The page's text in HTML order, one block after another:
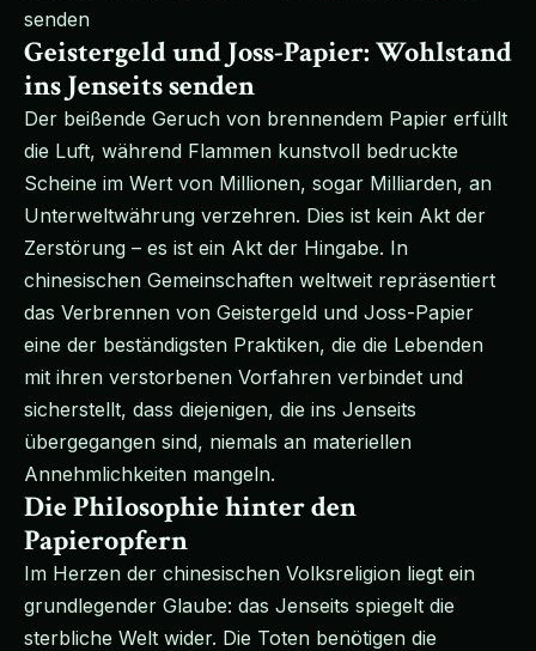
senden
Geistergeld und Joss-Papier: Wohlstand
ins Jenseits senden
Der beißende Geruch von brennendem Papier erfüllt
die Luft, während Flammen kunstvoll bedruckte
Scheine im Wert von Millionen, sogar Milliarden, an
Unterweltwährung verzehren. Dies ist kein Akt der
Zerstörung – es ist ein Akt der Hingabe. In
chinesischen Gemeinschaften weltweit repräsentiert
das Verbrennen von Geistergeld und Joss-Papier
eine der beständigsten Praktiken, die die Lebenden
mit ihren verstorbenen Vorfahren verbindet und
sicherstellt, dass diejenigen, die ins Jenseits
übergegangen sind, niemals an materiellen
Annehmlichkeiten mangeln.
Die Philosophie hinter den
Papieropfern
Im Herzen der chinesischen Volksreligion liegt ein
grundlegender Glaube: das Jenseits spiegelt die
sterbliche Welt wider. Die Toten benötigen die